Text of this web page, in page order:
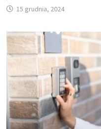
15 grudnia, 2024